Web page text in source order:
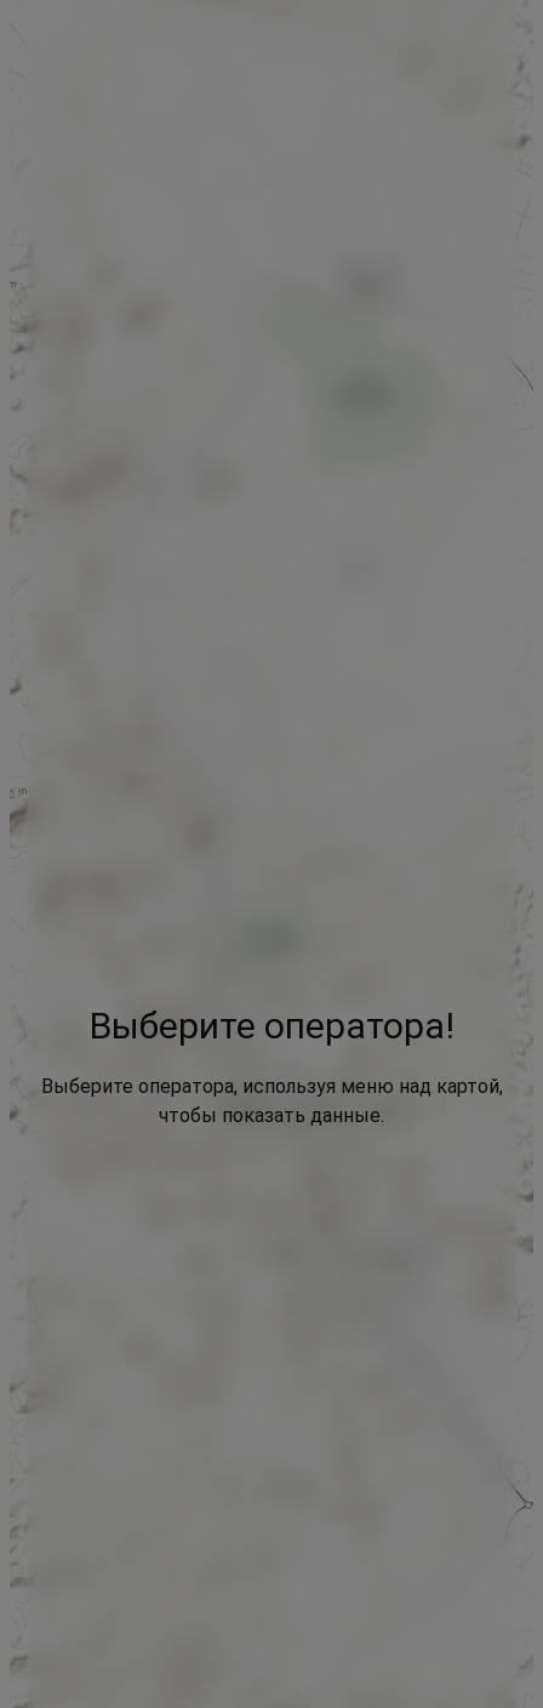
Выберите оператора!
Выберите оператора, используя меню над картой,
чтобы показать данные.